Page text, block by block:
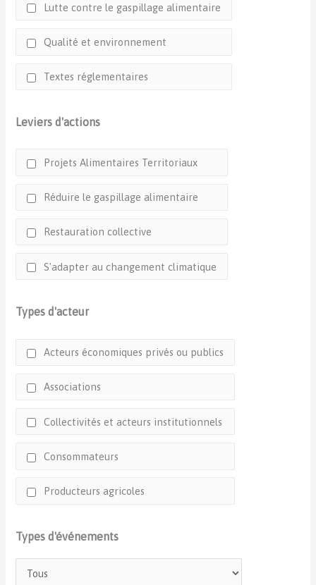
Lutte contre le gaspillage alimentaire
Qualité et environnement
Textes réglementaires
Leviers d'actions
Projets Alimentaires Territoriaux
Réduire le gaspillage alimentaire
Restauration collective
S'adapter au changement climatique
Types d'acteur
Acteurs économiques privés ou publics
Associations
Collectivités et acteurs institutionnels
Consommateurs
Producteurs agricoles
Types d'événements